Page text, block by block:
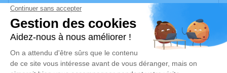
vos condoléances, partager des photos souvenirs, une
anecdote ou exprimer vos pensées à travers des
poèmes ou des textes. Cet endroit est un lieu
d'expression dédié à honorer la mémoire de Pierre
BILLION-LAROUTE.